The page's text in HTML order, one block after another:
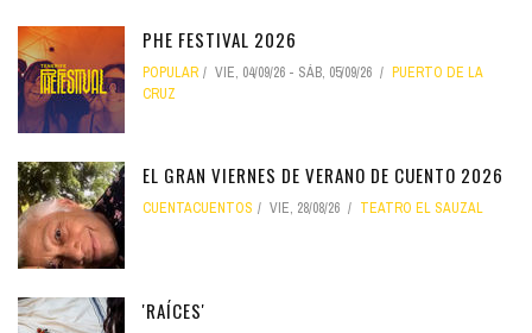
PHE FESTIVAL 2026
POPULAR VIE, 04/09/26 - SÁB, 05/09/26
PUERTO DE LA
CRUZ
EL GRAN VIERNES DE VERANO DE CUENTO 2026
CUENTACUENTOS VIE, 28/08/26 TEATRO EL SAUZAL
'RAÍCES'